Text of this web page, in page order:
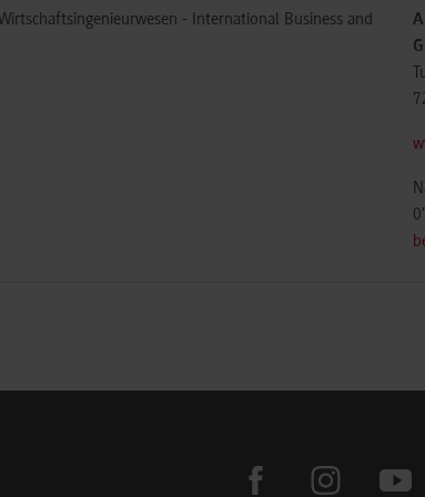
- International Business and
facebook instagram